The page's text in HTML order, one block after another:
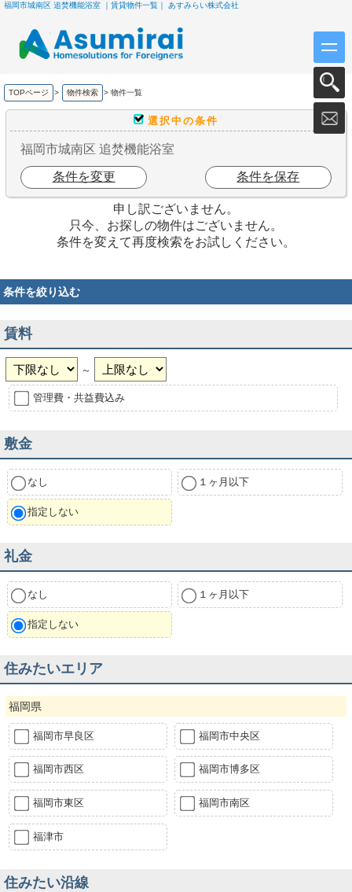
福岡市城南区 追焚機能浴室 ｜賃貸物件一覧｜ あすみらい株式会社
TOPページ > 物件検索 > 物件一覧
選択中の条件
福岡市城南区 追焚機能浴室
条件を変更 条件を保存
申し訳ございません。
只今、お探しの物件はございません。
条件を変えて再度検索をお試しください。
条件を絞り込む
賃料
～
管理費・共益費込み
敷金
なし １ヶ月以下
指定しない
礼金
なし １ヶ月以下
指定しない
住みたいエリア
福岡県
福岡市早良区 福岡市中央区
福岡市西区 福岡市博多区
福岡市東区 福岡市南区
福津市
住みたい沿線